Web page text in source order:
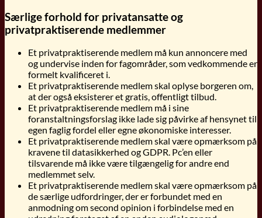
Særlige forhold for privatansatte og
privatpraktiserende medlemmer
Et privatpraktiserende medlem må kun annoncere med
og undervise inden for fagområder, som vedkommende er
formelt kvalificeret i.
Et privatpraktiserende medlem skal oplyse borgeren om,
at der også eksisterer et gratis, offentligt tilbud.
Et privatpraktiserende medlem må i sine
foranstaltningsforslag ikke lade sig påvirke af hensynet til
egen faglig fordel eller egne økonomiske interesser.
Et privatpraktiserende medlem skal være opmærksom på
kravene til datasikkerhed og GDPR. Pc’en eller
tilsvarende må ikke være tilgængelig for andre end
medlemmet selv.
Et privatpraktiserende medlem skal være opmærksom på
de særlige udfordringer, der er forbundet med en
anmodning om second opinion i forbindelse med en